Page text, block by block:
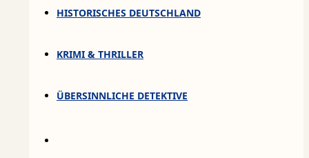
HISTORISCHES DEUTSCHLAND
KRIMI & THRILLER
ÜBERSINNLICHE DETEKTIVE